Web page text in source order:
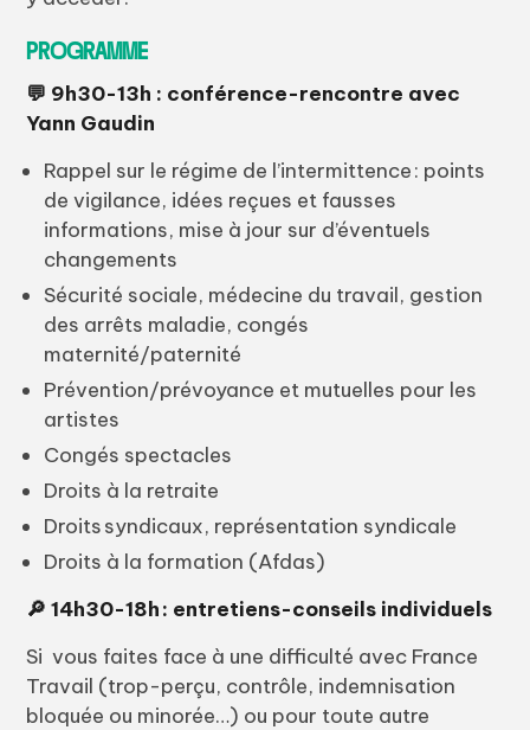
PROGRAMME
💬 9h30-13h : conférence-rencontre avec
Yann Gaudin
Rappel sur le régime de l’intermittence : points
de vigilance, idées reçues et fausses
informations, mise à jour sur d’éventuels
changements
Sécurité sociale, médecine du travail, gestion
des arrêts maladie, congés
maternité/paternité
Prévention/prévoyance et mutuelles pour les
artistes
Congés spectacles
Droits à la retraite
Droits syndicaux, représentation syndicale
Droits à la formation (Afdas)
🔎 14h30-18h : entretiens-conseils individuels
Si vous faites face à une difficulté avec France
Travail (trop-perçu, contrôle, indemnisation
bloquée ou minorée…) ou pour toute autre